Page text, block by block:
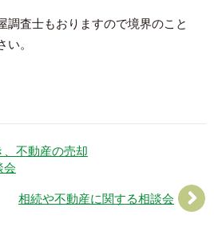
調査士もおりますので境界のこと
。
不動産の売却
会
相続や不動産に関する相談会